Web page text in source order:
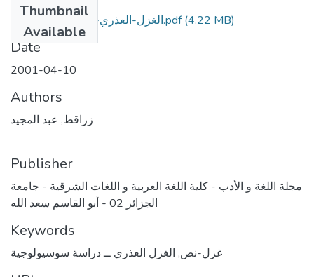
Thumbnail
Available
الغزل-العذري-رؤية-سوسيولوجية.pdf(4.22 MB)
Date
2001-04-10
Authors
زراقط, عبد المجيد
Publisher
مجلة اللغة و الأدب - كلية اللغة العربية و اللغات الشرقية - جامعة
الجزائر 02 - أبو القاسم سعد الله
Keywords
غزل-نص, الغزل العذري ــ دراسة سوسيولوجية